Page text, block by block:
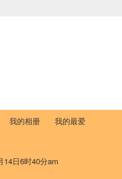
我的相册 我的最爱
14日6时40分am